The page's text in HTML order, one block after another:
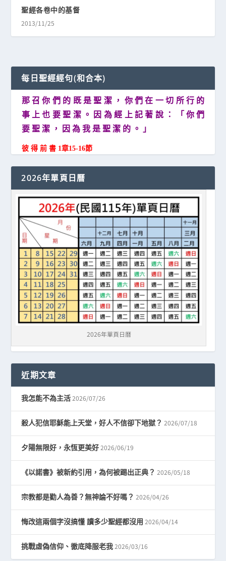
聖經各卷中的基督
2013/11/25
每日聖經經句(和合本)
那 召 你 們 的 既 是 聖 潔 ， 你 們 在 一 切 所 行 的
事 上 也 要 聖 潔 。 因 為 經 上 記 著 說 ： 「 你 們
要 聖 潔 ， 因 為 我 是 聖 潔 的 。 」
彼 得 前 書 1章15-16節
2026年單頁日曆
2026年單頁日曆
近期文章
我怎能不為主活 2026/07/26
殺人犯信耶穌能上天堂，好人不信卻下地獄？ 2026/07/18
夕陽無限好，永恆更美好 2026/06/19
《以諾書》被新約引用，為何被踢出正典？ 2026/05/18
宗教都是勸人為善？無神論不好嗎？ 2026/04/26
悔改這兩個字沒搞懂 讀多少聖經都沒用 2026/04/14
挑戰虛偽信仰、徹底降服老我 2026/03/16